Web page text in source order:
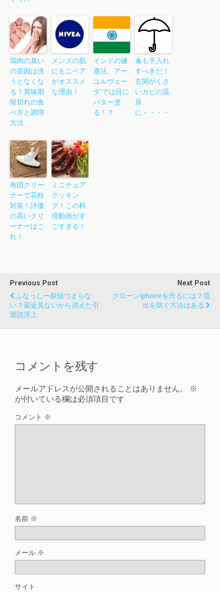
鶏肉の臭い
の原因は洗
うとなくな
る？賞味期
限切れの食
べ方と調理
方法
メンズの肌
にもニベア
がオススメ
な理由！
インドの健
康法、アー
ユルヴェー
ダ では目に
バター塗
る！？
傘も手入れ
すべきだ！
玄関がくさ
いカビの温
床
に・・・・
布団クリー
ナーで花粉
対策！評価
の高いクリ
ーナーはこ
れ！
ミニチュア
クッキン
グ！この料
理動画がす
ごすぎる！
Previous Post
ふなっしー探偵つまらな
い？最近見ないから消えた引
退説浮上
Next Post
クローンiphoneを作るには？流
出を防ぐ方法はある
コメントを残す
メールアドレスが公開されることはありません。
※
が付いている欄は必須項目です
コメント ※
名前 ※
メール ※
サイト